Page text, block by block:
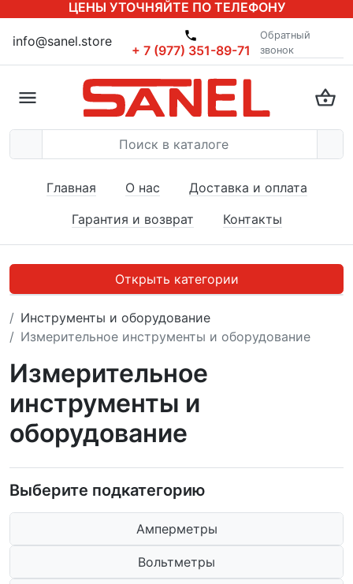
ЦЕНЫ УТОЧНЯЙТЕ ПО ТЕЛЕФОНУ
info@sanel.store
+ 7 (977) 351-89-71
Обратный
звонок
Главная О нас
Доставка и оплата
Гарантия и возврат
Контакты
Открыть категории
Инструменты и оборудование
Измерительное инструменты и оборудование
Измерительное
инструменты и
оборудование
Выберите подкатегорию
Амперметры
Вольтметры